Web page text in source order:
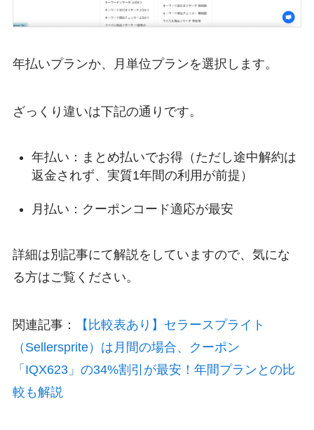
年払いプランか、月単位プランを選択します。
ざっくり違いは下記の通りです。
年払い：まとめ払いでお得（ただし途中解約は
返金されず、実質1年間の利用が前提）
月払い：クーポンコード適応が最安
詳細は別記事にて解説をしていますので、気にな
る方はご覧ください。
関連記事：
【比較表あり】セラースプライト
（Sellersprite）は月間の場合、クーポン
「IQX623」の34%割引が最安！年間プランとの比
較も解説